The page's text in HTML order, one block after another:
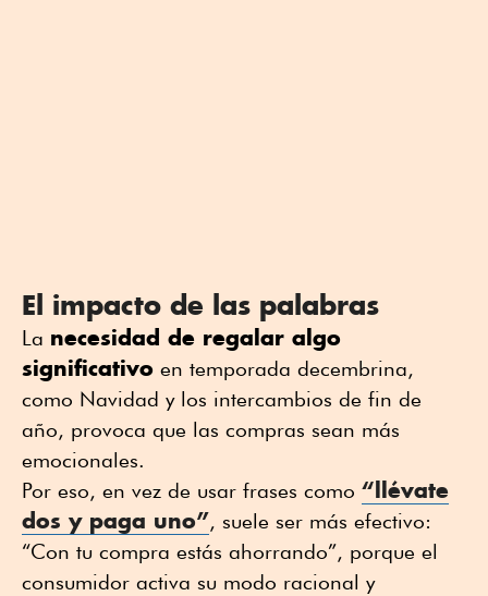
El impacto de las palabras
La necesidad de regalar algo
significativo en temporada decembrina,
como Navidad y los intercambios de fin de
año, provoca que las compras sean más
emocionales.
Por eso, en vez de usar frases como “llévate
dos y paga uno”, suele ser más efectivo:
“Con tu compra estás ahorrando”, porque el
consumidor activa su modo racional y